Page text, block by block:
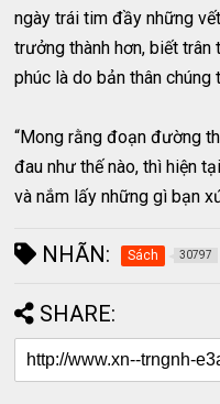
ngày trái tim đầy những
trưởng thành hơn, biết trân
phúc là do bản thân chúng
“Mong rằng đoạn đường
đau như thế nào, thì hiện
và nắm lấy những gì bạn
NHÃN: Sách 30797
SHARE: